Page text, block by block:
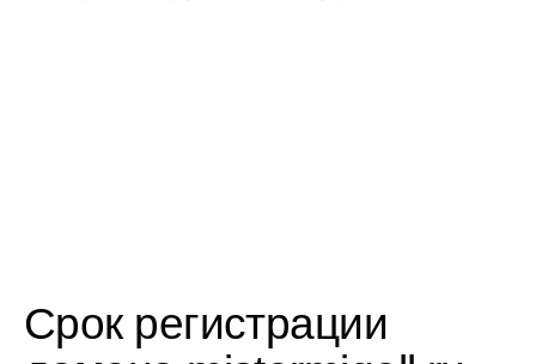
Срок регистрации